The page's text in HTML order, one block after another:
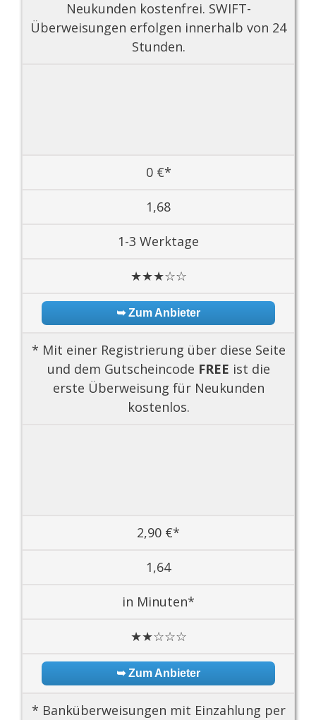
Neukunden kostenfrei. SWIFT-
Überweisungen erfolgen innerhalb von 24
Stunden.
0 €*
1,68
1-3 Werktage
★★★☆☆
➥ Zum Anbieter
* Mit einer Registrierung über diese Seite
und dem Gutscheincode FREE ist die
erste Überweisung für Neukunden
kostenlos.
2,90 €*
1,64
in Minuten*
★★☆☆☆
➥ Zum Anbieter
* Banküberweisungen mit Einzahlung per